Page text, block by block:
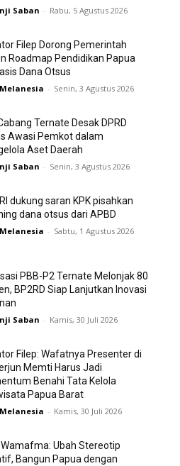
Saban - Rabu, 5 Agustus 2026
Filep Dorong Pemerintah
Roadmap Pendidikan Papua
Dana Otsus
- Senin, 3 Agustus 2026
Ternate Desak DPRD
Awasi Pemkot dalam
Aset Daerah
Saban - Senin, 3 Agustus 2026
dukung saran KPK pisahkan
dana otsus dari APBD
- Sabtu, 1 Agustus 2026
PBB-P2 Ternate Melonjak 80
BP2RD Siap Lanjutkan Inovasi
Saban - Kamis, 30 Juli 2026
Filep: Wafatnya Presenter di
Memti Harus Jadi
Benahi Tata Kelola
Papua Barat
- Kamis, 30 Juli 2026
Wamafma: Ubah Stereotip
Bangun Papua dengan